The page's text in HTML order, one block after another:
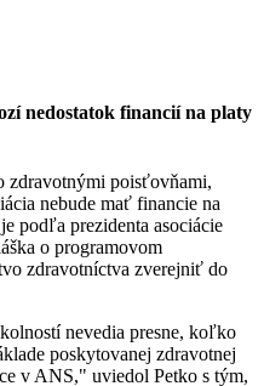
nedostatok financií na platy
zdravotnými poisťovňami,
nebude mať financie na
podľa prezidenta asociácie
o programovom
zdravotníctva zverejniť do
nevedia presne, koľko
poskytovanej zdravotnej
v ANS," uviedol Petko s tým,